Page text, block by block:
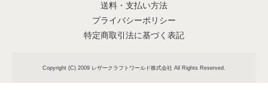
送料・支払い方法
プライバシーポリシー
特定商取引法に基づく表記
Copyright (C) 2009 レザークラフトワールド株式会社 All Rights Reserved.